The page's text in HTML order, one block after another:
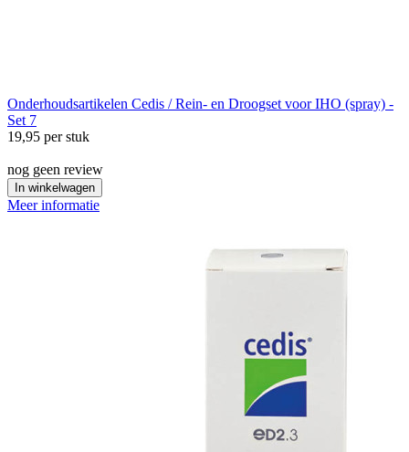
Onderhoudsartikelen Cedis / Rein- en Droogset voor IHO (spray) -
Set 7
19,95 per stuk
nog geen review
In winkelwagen
Meer informatie